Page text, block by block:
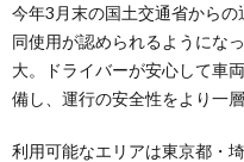
今年3月末の国土交通省から
同使用が認められるようにな
大。ドライバーが安心して車
備し、運行の安全性をより一
利用可能なエリアは東京都・